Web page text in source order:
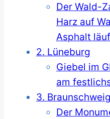
Der Wald-
Harz auf
Asphalt
2. Lüneburg
Giebel im
am
3. Braunschweig
Der